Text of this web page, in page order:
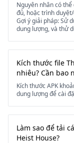
Nguyên nhân có
đủ, hoặc trình
Gợi ý giải pháp: Sử
dung lượng, và thử
Kích thước file
nhiêu? Cần bao
Kích thước APK
dung lượng để cài
Làm sao để tải
Heist House?